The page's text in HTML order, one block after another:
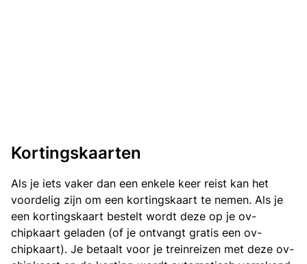
Kortingskaarten
Als je iets vaker dan een enkele keer reist kan het
voordelig zijn om een kortingskaart te nemen. Als je
een kortingskaart bestelt wordt deze op je ov-
chipkaart geladen (of je ontvangt gratis een ov-
chipkaart). Je betaalt voor je treinreizen met deze ov-